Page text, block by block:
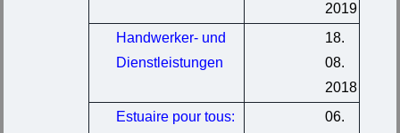
2019
Handwerker- und
Dienstleistungen
18.
08.
2018
Estuaire pour tous:
06.